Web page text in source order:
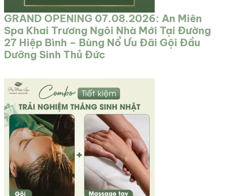
GRAND OPENING 07.08.2026: An Miên
Spa Khai Trương Ngôi Nhà Mới Tại Đường
27 Hiệp Bình – Bùng Nổ Ưu Đãi Gội Đầu
Dưỡng Sinh Thủ Đức